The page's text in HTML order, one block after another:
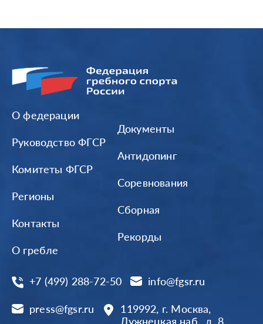
О федерации
Руководство ФГСР
Комитеты ФГСР
Регионы
Контакты
О гребле
Документы
Антидопинг
Соревнования
Сборная
Рекорды
+7 (499) 288-72-50 info@fgsr.ru
press@fgsr.ru
119992, г. Москва,
Лужнецкая наб., д. 8